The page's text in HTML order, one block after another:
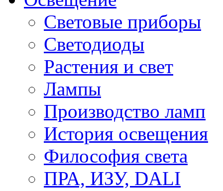
Световые приборы
Светодиоды
Растения и свет
Лампы
Производство ламп
История освещения
Философия света
ПРА, ИЗУ, DALI